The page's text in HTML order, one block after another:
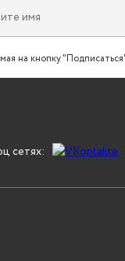
на кнопку
сетях: